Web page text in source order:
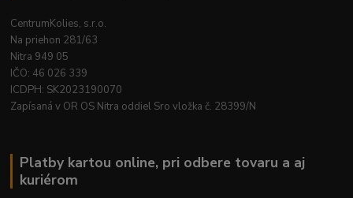
CentrumKolies, s.r.o.
Na priehon 281/63
Nitra 949 05
IČO: 46 026 339
ICDPH: SK2023190070
Zapísaná v OR OS Nitra oddiel Sro vložka č. 28399/N
Platby kartou online, pri odbere tovaru a aj
kuriérom